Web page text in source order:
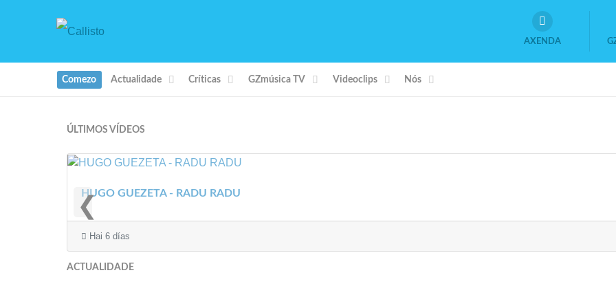
AXENDA
Comezo Actualidade Críticas GZmúsica TV Videoclips Nós
ÚLTIMOS VÍDEOS
HUGO GUEZETA - RADU RADU
Hai 6 días
❮
ACTUALIDADE